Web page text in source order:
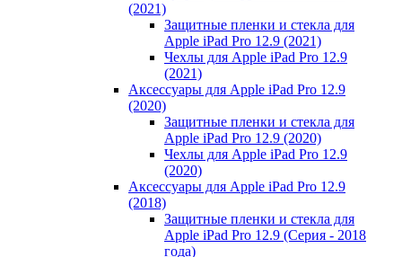
(2021)
Защитные пленки и стекла для
Apple iPad Pro 12.9 (2021)
Чехлы для Apple iPad Pro 12.9
(2021)
Аксессуары для Apple iPad Pro 12.9
(2020)
Защитные пленки и стекла для
Apple iPad Pro 12.9 (2020)
Чехлы для Apple iPad Pro 12.9
(2020)
Аксессуары для Apple iPad Pro 12.9
(2018)
Защитные пленки и стекла для
Apple iPad Pro 12.9 (Серия - 2018
года)